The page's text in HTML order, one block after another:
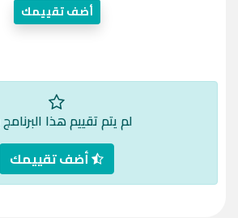
أضف تقييمك
لم يتم تقييم هذا
أضف تقييمك